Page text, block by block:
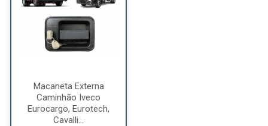
Macaneta Externa
Caminhão Iveco
Eurocargo, Eurotech,
Cavalli...